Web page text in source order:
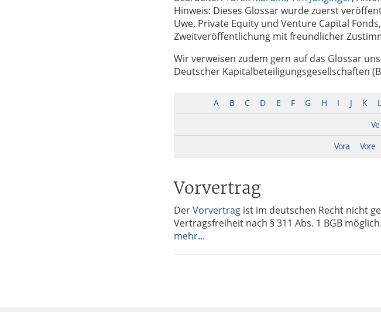
Hinweis: Dieses Glossar wurde zuerst
Uwe, Private Equity und Venture Capital
Zweitveröffentlichung mit freundlicher
Wir verweisen zudem gern auf das Glossar
Deutscher Kapitalbeteiligungsgesellschaften
A B C D E F G H I J K L
Ve
Vora
Vore
Vorvertrag
DerVorvertrag ist im deutschen Recht nicht
Vertragsfreiheit nach § 311 Abs. 1 BGB
mehr…